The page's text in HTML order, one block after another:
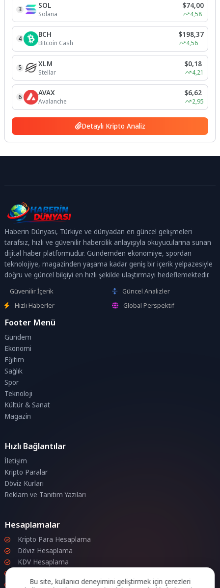
3 SOL
Solana
$74,00
4,58
4 BCH
Bitcoin Cash
$198,37
4,56
5 XLM
Stellar
$0,18
4,21
6 AVAX
Avalanche
$6,62
2,95
Detaylı Kripto Analiz
Haberin Dünyası, Türkiye ve dünyadan en güncel gelişmeleri
tarafsız, hızlı ve güvenilir habercilik anlayışıyla okuyucularına sunan
dijital haber platformudur. Gündemden ekonomiye, spordan
teknolojiye, magazinden yaşama kadar geniş bir içerik yelpazesiyle
doğru ve güncel bilgiyi en hızlı şekilde ulaştırmayı hedeflemektedir.
Güvenilir İçerik
Güncel Analizler
Hızlı Haberler
Global Perspektif
Footer Menü
Gündem
Ekonomi
Eğitim
Sağlık
Spor
Teknoloji
Kültür & Sanat
Magazin
Hızlı Bağlantılar
İletişim
Kripto Paralar
Döviz Kurları
Reklam ve Tanıtım Yazıları
Hesaplamalar
Kripto Para Hesaplama
Döviz Hesaplama
KDV Hesaplama
Zam Hesaplama
Bu site, kullanıcı deneyimini geliştirmek için çerezleri